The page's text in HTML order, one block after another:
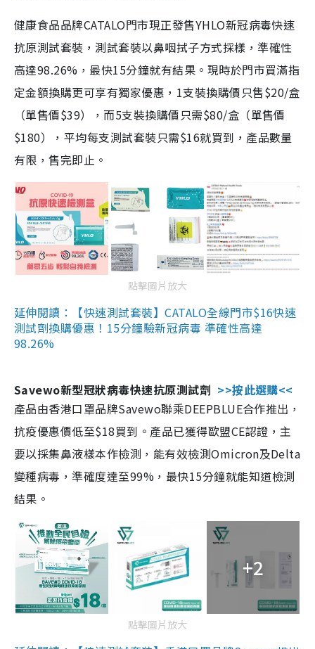
健康食品品牌CATALO門市現正發售YHLO新冠病毒快速
抗原測試套裝，測試套裝以鼻咽拭子方式採樣，準確性
高達98.26%，最快15分鐘就有結果。現時於門市買滿指
定金額換購更可享有獨家優惠，1支裝換購價只售$20/盒
（單售價$39），而5支裝換購價只需$80/盒（單售價
$180），平均每支測試套裝只需$16就買到，產品數量
有限，售完即止。
點擊圖片放大
延伸閱讀：【快速測試套裝】CATALO全線門市$16快速
測試劑換購優惠！15分鐘驗新冠病毒 準確性高達
98.26%
Savewo新型冠狀病毒快速抗原測試劑 >>按此選購<<
產品由香港口罩品牌Savewo聯乘DEEPBLUE合作推出，
抗疫優惠價低至$18買到。產品已獲得歐盟CE認證，主
要以採集鼻液樣本作檢測，能有效檢測Omicron及Delta
變種病毒，準確度達至99%，最快15分鐘就能知道檢測
結果。
+2
點擊圖片放大